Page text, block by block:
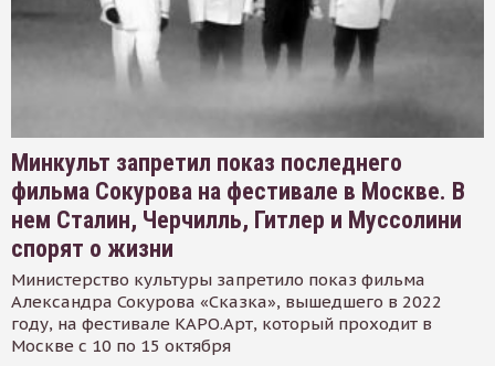
Минкульт запретил показ последнего
фильма Сокурова на фестивале в Москве. В
нем Сталин, Черчилль, Гитлер и Муссолини
спорят о жизни
Министерство культуры запретило показ фильма
Александра Сокурова «Сказка», вышедшего в 2022
году, на фестивале КАРО.Арт, который проходит в
Москве с 10 по 15 октября